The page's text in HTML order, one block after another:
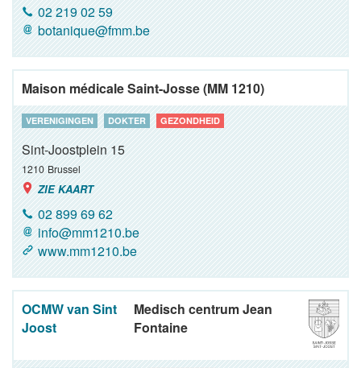
02 219 02 59
botanique@fmm.be
Maison médicale Saint-Josse (MM 1210)
VERENIGINGEN DOKTER GEZONDHEID
Sint-Joostplein 15
1210 Brussel
ZIE KAART
02 899 69 62
info@mm1210.be
www.mm1210.be
OCMW van Sint
Joost
Medisch centrum Jean
Fontaine